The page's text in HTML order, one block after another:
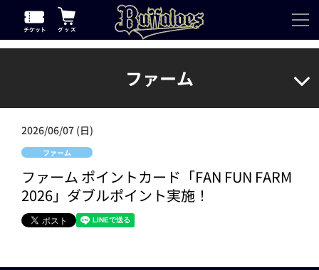
ファーム
2026/06/07 (日)
ファーム
ファーム ポイントカード「FAN FUN FARM
2026」ダブルポイント実施！